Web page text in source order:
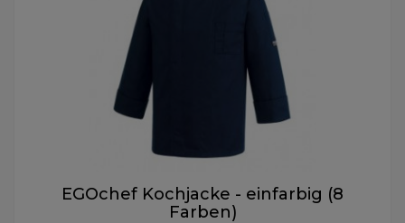
EGOchef Kochjacke - einfarbig (8
Farben)